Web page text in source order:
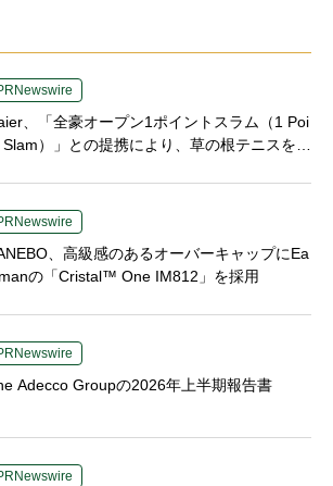
、「全豪オープン1ポイントスラム（1 Poi
Slam）」との提携により、草の根テニスをグ
、高級感のあるオーバーキャップにEa
の「Cristal™ One IM812」を採用
Adecco Groupの2026年上半期報告書